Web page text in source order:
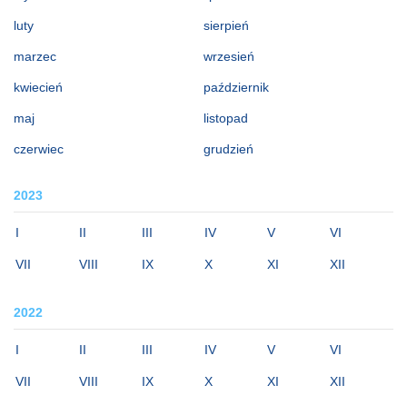
luty
marzec
kwiecień
maj
czerwiec
sierpień
wrzesień
październik
listopad
grudzień
2023
I II III IV V VI
VII VIII IX X XI XII
2022
I II III IV V VI
VII VIII IX X XI XII